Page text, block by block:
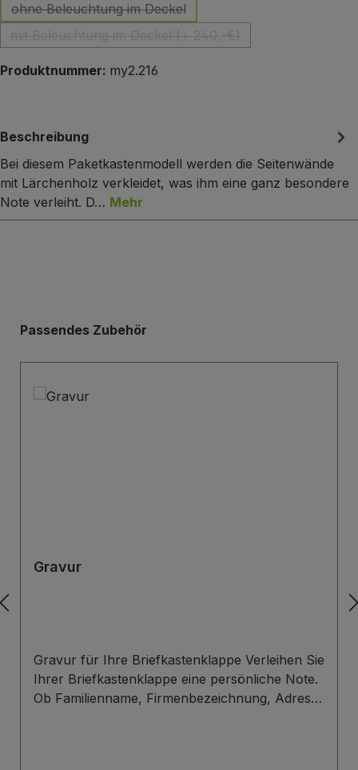
ohne Beleuchtung im Deckel
(Diese Option ist zurzeit nicht verfügbar.)
(Diese Option ist zurzeit nicht verfügbar.)
Produktnummer: my2.216
Beschreibung
Bei diesem Paketkastenmodell werden die Seitenwände
mit Lärchenholz verkleidet, was ihm eine ganz besondere
Note verleiht. D… Mehr
Produktgalerie überspringen
Passendes Zubehör
Gravur
Gravur für Ihre Briefkastenklappe Verleihen Sie
Ihrer Briefkastenklappe eine persönliche Note.
Ob Familienname, Firmenbezeichnung, Adresse